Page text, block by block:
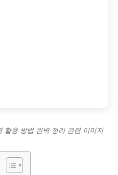
활용 방법 완벽 정리 관련 이미지